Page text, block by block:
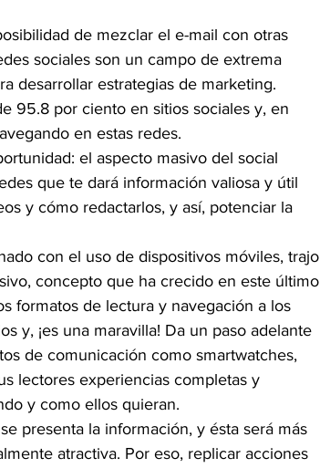
de mezclar el e-mail con otras
sociales son un campo de extrema
desarrollar estrategias de marketing.
95.8 por ciento en sitios sociales y, en
en estas redes.
el aspecto masivo del social
que te dará información valiosa y útil
y cómo redactarlos, y así, potenciar la
con el uso de dispositivos móviles, trajo
concepto que ha crecido en este último
formatos de lectura y navegación a los
y, ¡es una maravilla! Da un paso adelante
de comunicación como smartwatches,
lectores experiencias completas y
y como ellos quieran.
presenta la información, y ésta será más
atractiva. Por eso, replicar acciones